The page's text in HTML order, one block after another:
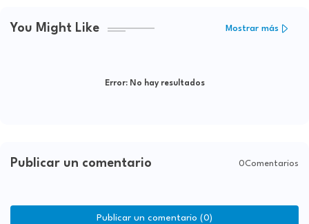
You Might Like Mostrar más
Error:No hay resultados
Publicar un comentario 0Comentarios
Publicar un comentario (0)